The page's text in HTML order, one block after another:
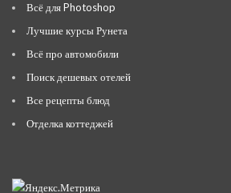
Всё для Photoshop
Лучшие курсы Рунета
Всё про автомобили
Поиск дешевых отелей
Все рецепты блюд
Отделка коттеджей